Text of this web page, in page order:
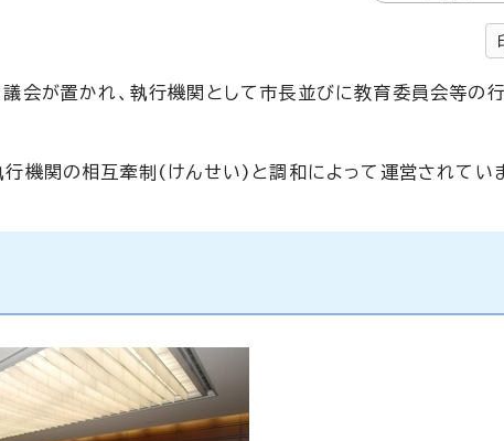
議会が置かれ、執行機関として市長並びに教育委員会等の
機関の相互牽制(けんせい)と調和によって運営されていま